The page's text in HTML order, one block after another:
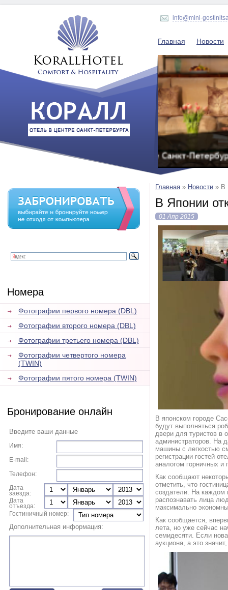
info@mini-
Главная Новости
Номера
Фотографии первого номера (DBL)
Фотографии второго номера (DBL)
Фотографии третьего номера (DBL)
Фотографии четвертого номера
(TWIN)
Фотографии пятого номера (TWIN)
Бронирование онлайн
Введите ваши данные
Имя:
E-mail:
Телефон:
Дата
заезда:
Дата
отъезда:
Гостиничный номер:
Дополнительная информация:
Главная » Новости » В
В Японии
01 Апр 2015
В японском городе
будут выполняться
двери для туристов в
администраторов. На
машины с легкостью
регистрации гостей
аналогом горничных и
Как сообщают
отметить, что
создатели. На каждом
распознавать лица
максимально
Как сообщается,
лета, но уже сейчас
семидесяти. Если
аукциона, а это